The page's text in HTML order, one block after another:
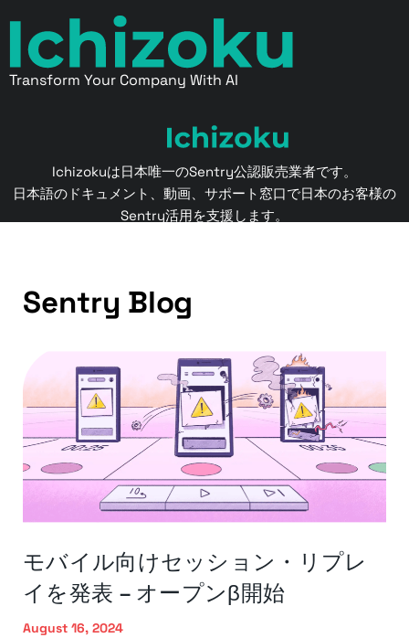
Transform Your Company With AI
Ichizokuは日本唯一のSentry公認販売業者です。
日本語のドキュメント、動画、サポート窓口で日本のお客様の
Sentry活用を支援します。
Sentry Blog
モバイル向けセッション・リプレ
イを発表 – オープンβ開始
August 16, 2024